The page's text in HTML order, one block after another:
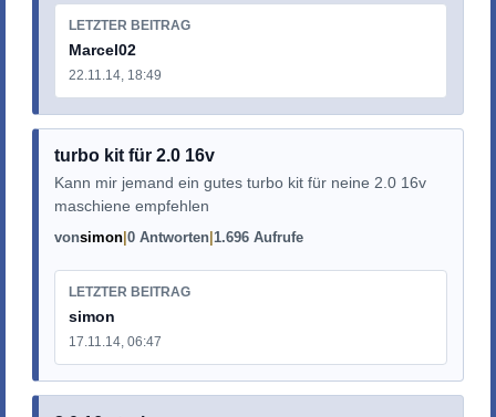
LETZTER BEITRAG
Marcel02
22.11.14, 18:49
turbo kit für 2.0 16v
Kann mir jemand ein gutes turbo kit für neine 2.0 16v
maschiene empfehlen
vonsimon 0 Antworten 1.696 Aufrufe
LETZTER BEITRAG
simon
17.11.14, 06:47